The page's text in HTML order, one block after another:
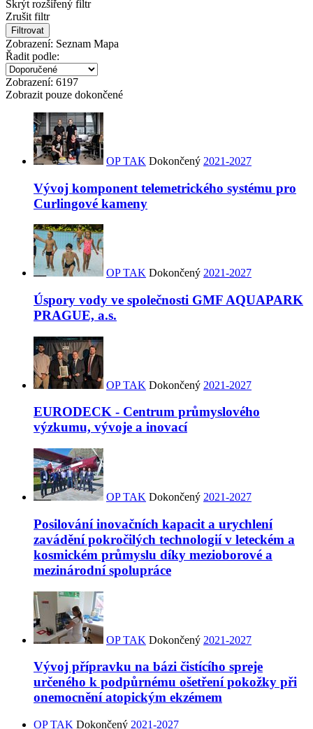
Skrýt rozšířený filtr
Zrušit filtr
Filtrovat
Zobrazení: Seznam Mapa
Řadit podle:
Zobrazení: 6197
Zobrazit pouze dokončené
OP TAK Dokončený 2021-2027
Vývoj komponent telemetrického systému pro
Curlingové kameny
OP TAK Dokončený 2021-2027
Úspory vody ve společnosti GMF AQUAPARK
PRAGUE, a.s.
OP TAK Dokončený 2021-2027
EURODECK - Centrum průmyslového
výzkumu, vývoje a inovací
OP TAK Dokončený 2021-2027
Posilování inovačních kapacit a urychlení
zavádění pokročilých technologií v leteckém a
kosmickém průmyslu díky mezioborové a
mezinárodní spolupráce
OP TAK Dokončený 2021-2027
Vývoj přípravku na bázi čistícího spreje
určeného k podpůrnému ošetření pokožky při
onemocnění atopickým ekzémem
OP TAK Dokončený 2021-2027